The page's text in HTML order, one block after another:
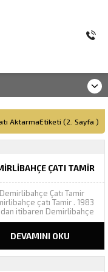
AktarmaEtiketi (2. Sayfa )
ÇATI TAMIR
Demirlibahçe Çatı Tamir
çatı Tamir . 1983
itibaren Demirlibahçe
tamiri , Demirlibahçe çatı
tadilat, çatı olukları, eksiz
ve kenet çatı kaplamaları
faaliyet gösteren
DEVAMINI OKU